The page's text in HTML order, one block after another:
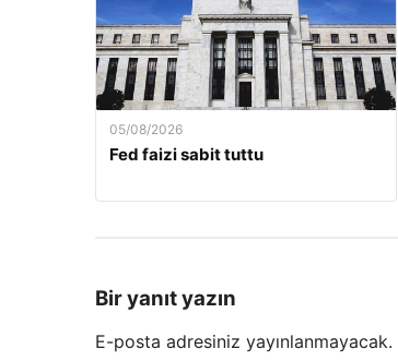
05/08/2026
Fed faizi sabit tuttu
Bir yanıt yazın
E-posta adresiniz yayınlanmayacak.